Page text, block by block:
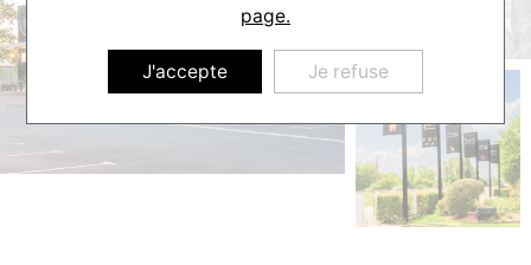
page.
J'accepte Je refuse